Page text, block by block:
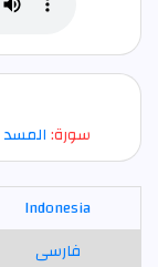
سورة:المسد
Indonesia
فارسی